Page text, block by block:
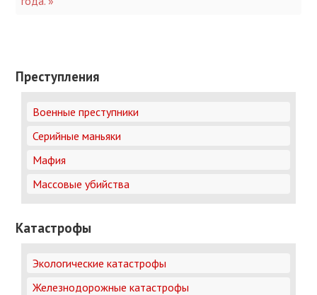
Преступления
Военные преступники
Серийные маньяки
Мафия
Массовые убийства
Катастрофы
Экологические катастрофы
Железнодорожные катастрофы